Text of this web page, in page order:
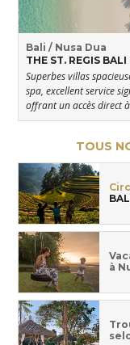
Bali / Nusa Dua
THE ST. REGIS BALI
Superbes villas
spa, excellent service
offrant un accès direct
TOUS
à